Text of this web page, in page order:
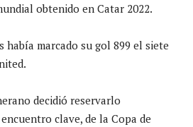
obtenido en Catar 2022.
había marcado su gol 899 el siete
decidió reservarlo
clave, de la Copa de